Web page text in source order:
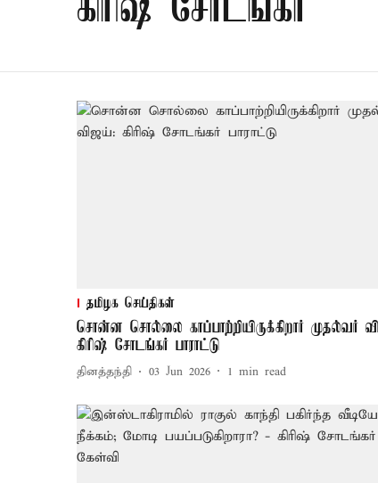
கிரிஷ் சோடங்கர்
தமிழக செய்திகள்
சொன்ன சொல்லை காப்பாற்றியிருக்கிறார் முதல்வர்
கிரிஷ் சோடங்கர் பாராட்டு
தினத்தந்தி 03 Jun 2026 1 min read